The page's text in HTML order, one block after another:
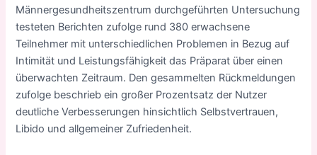
Männergesundheitszentrum durchgeführten Untersuchung
testeten Berichten zufolge rund 380 erwachsene
Teilnehmer mit unterschiedlichen Problemen in Bezug auf
Intimität und Leistungsfähigkeit das Präparat über einen
überwachten Zeitraum. Den gesammelten Rückmeldungen
zufolge beschrieb ein großer Prozentsatz der Nutzer
deutliche Verbesserungen hinsichtlich Selbstvertrauen,
Libido und allgemeiner Zufriedenheit.